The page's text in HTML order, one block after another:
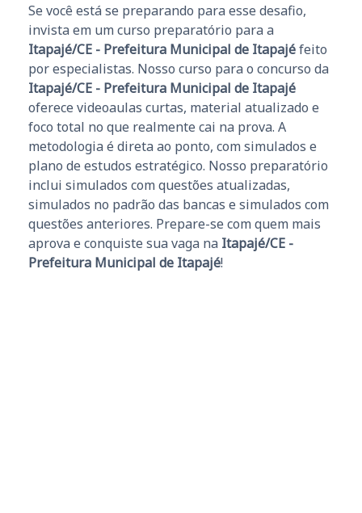
Se você está se preparando para esse desafio,
invista em um curso preparatório para a
Itapajé/CE - Prefeitura Municipal de Itapajéfeito
por especialistas. Nosso curso para o concurso da
Itapajé/CE - Prefeitura Municipal de Itapajé
oferece videoaulas curtas, material atualizado e
foco total no que realmente cai na prova. A
metodologia é direta ao ponto, com simulados e
plano de estudos estratégico. Nosso preparatório
inclui simulados com questões atualizadas,
simulados no padrão das bancas e simulados com
questões anteriores. Prepare-se com quem mais
aprova e conquiste sua vaga na Itapajé/CE -
Prefeitura Municipal de Itapajé!